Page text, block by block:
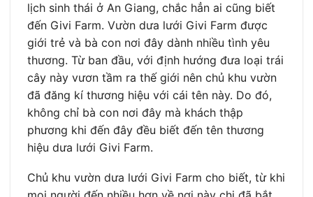
lịch sinh thái ở An Giang, chắc hẳn ai cũng biết
đến Givi Farm. Vườn dưa lưới Givi Farm được
giới trẻ và bà con nơi đây dành nhiều tình yêu
thương. Từ ban đầu, với định hướng đưa loại trái
cây này vươn tầm ra thế giới nên chủ khu vườn
đã đăng kí thương hiệu với cái tên này. Do đó,
không chỉ bà con nơi đây mà khách thập
phương khi đến đây đều biết đến tên thương
hiệu dưa lưới Givi Farm.
Chủ khu vườn dưa lưới Givi Farm cho biết, từ khi